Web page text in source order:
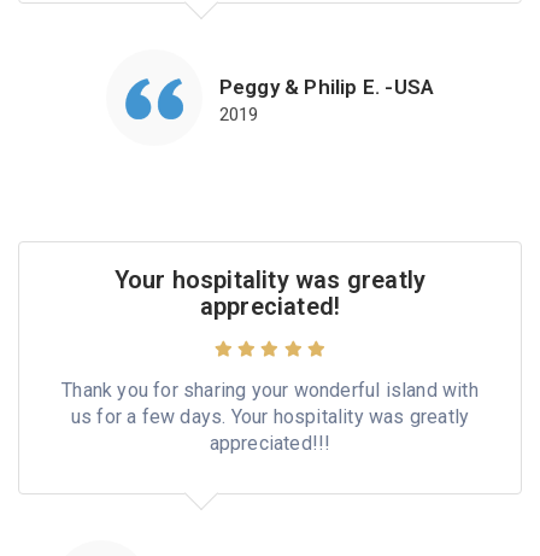
Peggy & Philip E. -USA
2019
Your hospitality was greatly
appreciated!
Thank you for sharing your wonderful island with
us for a few days. Your hospitality was greatly
appreciated!!!